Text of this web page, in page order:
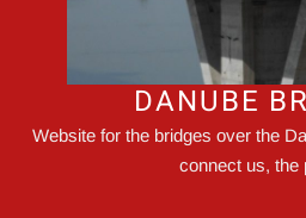
DANUBE
Website for the bridges over the
connect us, the